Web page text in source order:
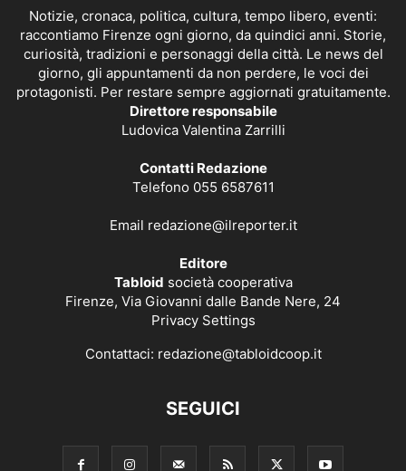
Notizie, cronaca, politica, cultura, tempo libero, eventi:
raccontiamo Firenze ogni giorno, da quindici anni. Storie,
curiosità, tradizioni e personaggi della città. Le news del
giorno, gli appuntamenti da non perdere, le voci dei
protagonisti. Per restare sempre aggiornati gratuitamente.
Direttore responsabile
Ludovica Valentina Zarrilli
Contatti Redazione
Telefono 055 6587611
Email redazione@ilreporter.it
Editore
Tabloid società cooperativa
Firenze, Via Giovanni dalle Bande Nere, 24
Privacy Settings
Contattaci: redazione@tabloidcoop.it
SEGUICI